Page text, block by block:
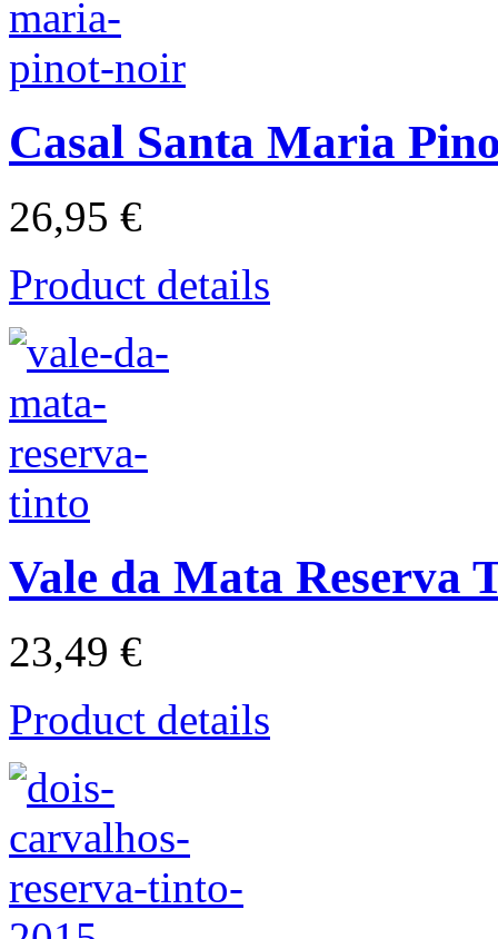
Casal Santa Maria
26,95 €
Product details
Vale da Mata Reserva
23,49 €
Product details